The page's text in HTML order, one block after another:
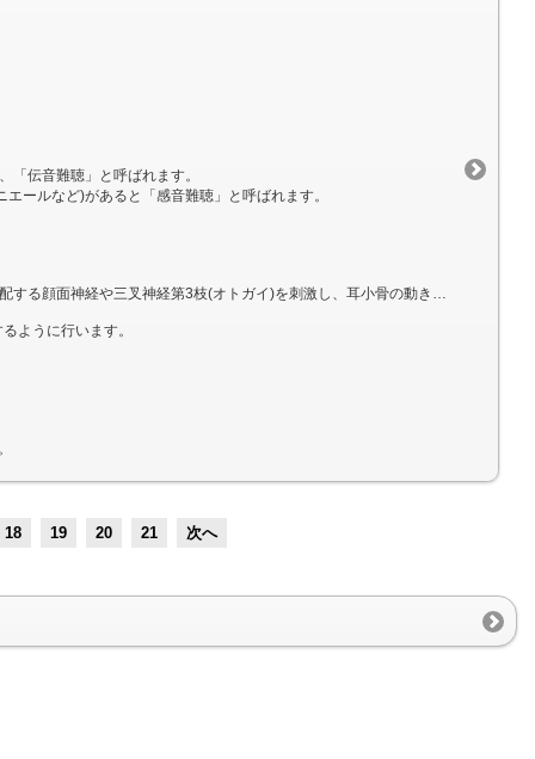
伝音難聴」と呼ばれます。
ールなど)があると「感音難聴」と呼ばれます。
経第3枝(オトガイ)を刺激し、耳小骨の動きを改善するように行います。
ように行います。
18 19 20 21 次へ